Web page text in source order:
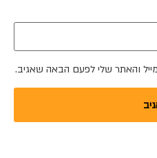
והאתר שלי לפעם הבאה שאגיב.